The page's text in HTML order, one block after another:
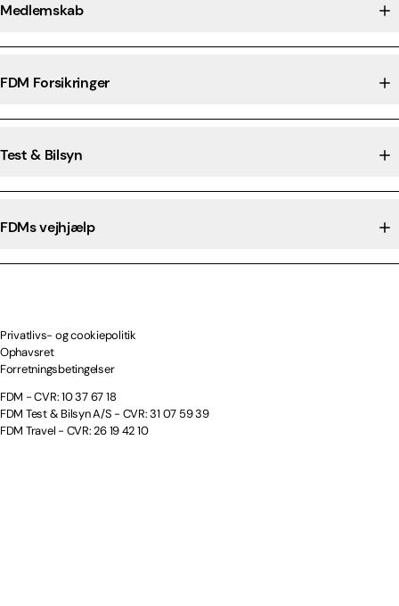
Medlemskab
FDM Forsikringer
Test & Bilsyn
FDMs vejhjælp
Privatlivs- og cookiepolitik
Ophavsret
Forretningsbetingelser
FDM - CVR: 10 37 67 18
FDM Test & Bilsyn A/S - CVR: 31 07 59 39
FDM Travel - CVR: 26 19 42 10